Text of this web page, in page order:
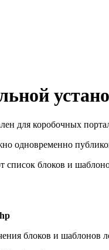
для коробочных
одновременно
блоков и
блоков и шаблонов